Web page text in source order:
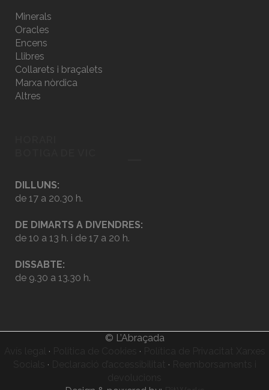
Minerals
Oracles
Encens
Llibres
Collarets i braçalets
Marxa nòrdica
Altres
DILLUNS:
de 17 a 20.30 h.
DE DIMARTS A DIVENDRES:
de 10 a 13 h. i de 17 a 20 h.
DISSABTE:
de 9.30 a 13.30 h.
© L’Abraçada
· ·
· ·